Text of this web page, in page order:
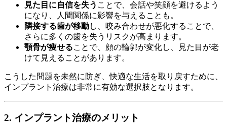
見た目に自信を失う ことで、会話や笑顔を避けるよう
になり、人間関係に影響を与えることも。
隣接する歯が移動し、咬み合わせが悪化することで、
さらに多くの歯を失うリスクが高まります。
顎骨が痩せることで、顔の輪郭が変化し、見た目が老
けて見えることがあります。
こうした問題を未然に防ぎ、快適な生活を取り戻すために、
インプラント治療は非常に有効な選択肢となります。
2. インプラント治療のメリット